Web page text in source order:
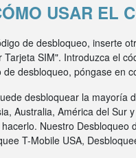
USAR EL
de desbloqueo, inserte
Tarjeta SIM". Introduzca el
desbloqueo, póngase en
desbloquear la mayoría
Australia, América del Sur
Nuestro Desbloqueo
T-Mobile USA,